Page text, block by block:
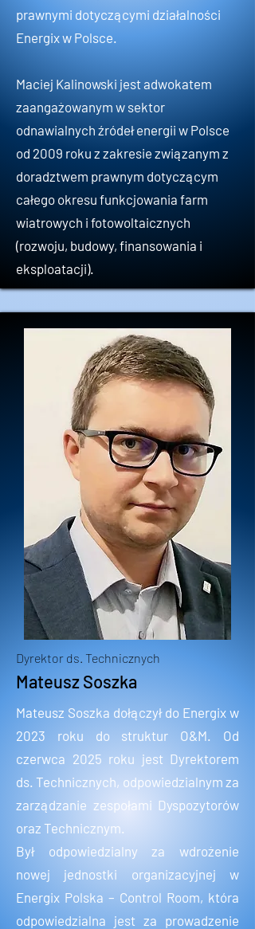
prawnymi dotyczącymi działalności
Energix w Polsce.
Maciej Kalinowski jest adwokatem
zaangażowanym w sektor
odnawialnych źródeł energii w Polsce
od 2009 roku z zakresie związanym z
doradztwem prawnym dotyczącym
całego okresu funkcjowania farm
wiatrowych i fotowoltaicznych
(rozwoju, budowy, finansowania i
eksploatacji).
Dyrektor ds. Technicznych
Mateusz Soszka
Mateusz Soszka dołączył do Energix w
2023 roku do struktur O&M. Od
czerwca 2025 roku jest Dyrektorem
ds. Technicznych, odpowiedzialnym za
zarządzanie zespołami Dyspozytorów
oraz Technicznym.
Był odpowiedzialny za wdrożenie
nowej jednostki organizacyjnej w
Energix Polska – Control Room, która
odpowiedzialna jest za prowadzenie